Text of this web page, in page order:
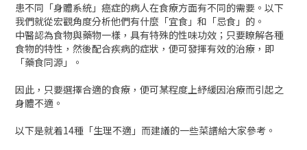
患不同「身體系統」癌症的病人在食療方面有不同的需要。以下
我們就從宏觀角度分析他們有什麼「宜食」和「忌食」的。
中醫認為食物與藥物一樣，具有特殊的性味功效；只要瞭解各種
食物的特性，然後配合疾病的症狀，便可發揮有效的治療，即
「藥食同源」。
因此，只要選擇合適的食療，便可某程度上紓緩因治療而引起之
身體不適。
以下是就着14種「生理不適」而建議的一些菜譜給大家參考。